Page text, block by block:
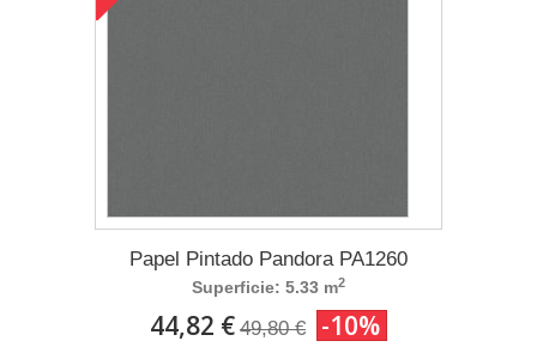
Papel Pintado Pandora PA1260
Superficie: 5.33 m2
44,82 € 49,80 € -10%